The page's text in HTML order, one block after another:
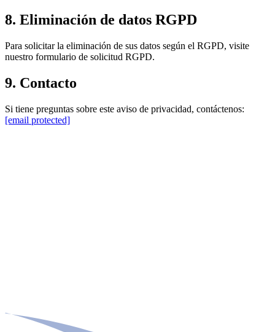
8. Eliminación de datos RGPD
Para solicitar la eliminación de sus datos según el RGPD, visite
nuestro formulario de solicitud RGPD.
9. Contacto
Si tiene preguntas sobre este aviso de privacidad, contáctenos:
[email protected]